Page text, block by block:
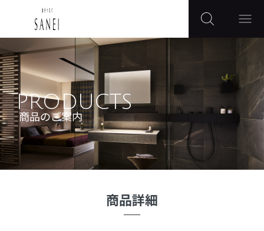
PRODUCTS
商品のご案内
商品詳細